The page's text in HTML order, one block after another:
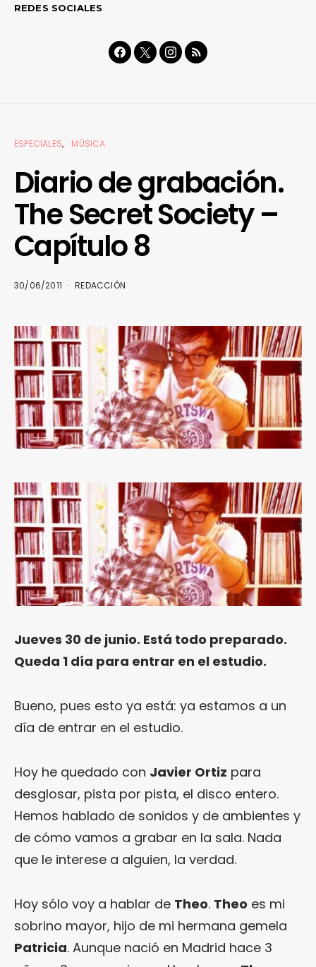
REDES SOCIALES
ESPECIALES MÚSICA
Diario de grabación.
The Secret Society –
Capítulo 8
30/06/2011 REDACCIÓN
Jueves 30 de junio. Está todo preparado.
Queda 1 día para entrar en el estudio.
Bueno, pues esto ya está: ya estamos a un
día de entrar en el estudio.
Hoy he quedado con Javier Ortiz para
desglosar, pista por pista, el disco entero.
Hemos hablado de sonidos y de ambientes y
de cómo vamos a grabar en la sala. Nada
que le interese a alguien, la verdad.
Hoy sólo voy a hablar de Theo. Theo es mi
sobrino mayor, hijo de mi hermana gemela
Patricia. Aunque nació en Madrid hace 3